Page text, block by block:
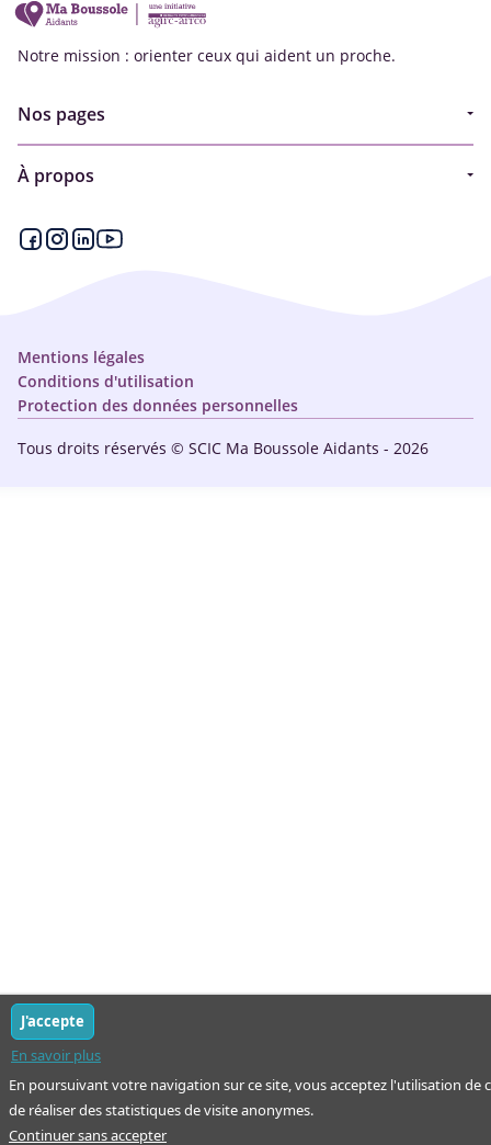
Notre mission : orienter ceux qui aident un proche.
Nos pages
Aides financières et congés
À propos
Qui sommes-nous ?
Tous droits réservés © SCIC Ma Boussole Aidants - 2026
Mentions légales
Conditions d'utilisation
Protection des données personnelles
En poursuivant votre navigation sur ce site, vous acceptez l'utilisation de
de réaliser des statistiques de visite anonymes.
En savoir plus
J'accepte
Continuer sans accepter